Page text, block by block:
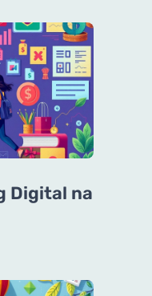
Digital na